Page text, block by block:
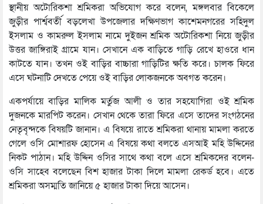
স্থানীয় অটোরিকশা শ্রমিকরা অভিযোগ করে বলেন, মঙ্গলবার বিকেলে
জুড়ীর পার্শ্ববর্তী বড়লেখা উপজেলার দক্ষিণভাগ কাশেমনগরের সহিদুল
ইসলাম ও কামরুল ইসলাম নামে দুইজন শ্রমিক অটোরিকশা নিয়ে জুড়ীর
উত্তর জাঙ্গিরাই গ্রামে যান। সেখানে এক বাড়িতে গাড়ি রেখে হাওরে ধান
কাটতে যান। তখন ওই বাড়ির বাচ্চারা গাড়িটির ক্ষতি করে। চালক ফিরে
এসে ঘটনাটি দেখতে পেয়ে ওই বাড়ির লোকজনকে অবগত করেন।
একপর্যায়ে বাড়ির মালিক মর্তুজ আলী ও তার সহযোগিরা ওই শ্রমিক
দুজনকে মারপিট করেন। সেখান থেকে তারা ফিরে এসে তাদের সংগঠনের
নেতৃবৃন্দকে বিষয়টি জানান। এ বিষয়ে রাতে শ্রমিকরা থানায় মামলা করতে
গেলে ওসি মোশারফ হোসেন এ বিষয়ে কথা বলতে এসআই মহি উদ্দিনের
নিকট পাঠান। মহি উদ্দিন ওসির সাথে কথা বলে এসে শ্রমিকদের বলেন-
ওসি সাহেব বলেছেন বিশ হাজার টাকা দিলে মামলা রেকর্ড হবে। এতে
শ্রমিকরা অসম্মতি জানিয়ে ৫ হাজার টাকা দিয়ে আসেন।